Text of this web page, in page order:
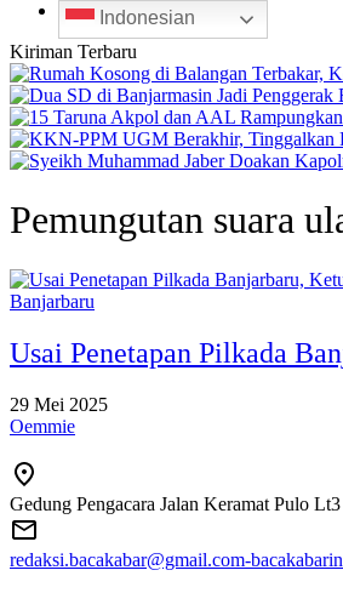
Indonesian
Kiriman Terbaru
Pemungutan suara
Banjarbaru
Usai Penetapan Pilkada
29 Mei 2025
Oemmie
Gedung Pengacara Jalan Keramat Pulo Lt3
redaksi.bacakabar@gmail.com-